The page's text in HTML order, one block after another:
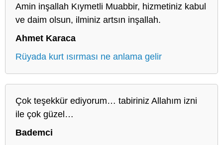
Amin inşallah Kıymetli Muabbir, hizmetiniz kabul
ve daim olsun, ilminiz artsın inşallah.
Ahmet Karaca
Rüyada kurt ısırması ne anlama gelir
Çok teşekkür ediyorum… tabiriniz Allahım izni
ile çok güzel…
Bademci